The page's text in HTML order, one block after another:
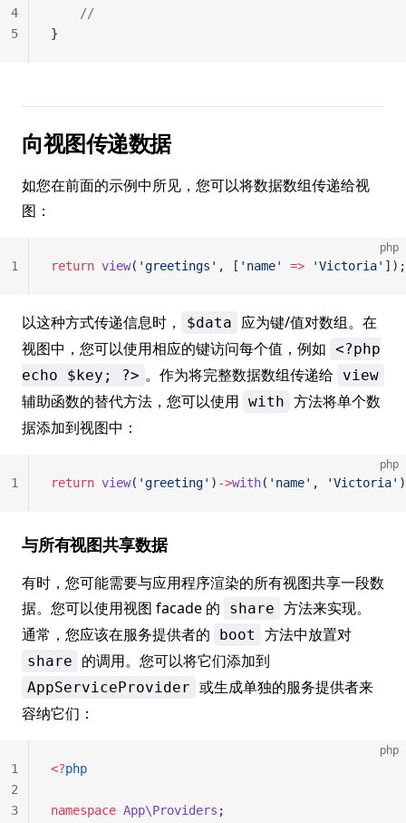
    //
}
4
5
向视图传递数据
如您在前面的示例中所见，您可以将数据数组传递给视
图：
php
return view( 'greetings' , [ 'name' => 'Victoria' ]);
1
以这种方式传递信息时， $data
应为键/值对数组。在
视图中，您可以使用相应的键访问每个值，例如 <?php
echo $key; ?> 。作为将完整数据数组传递给 view
辅助函数的替代方法，您可以使用 with 方法将单个数
据添加到视图中：
php
return view( 'greeting' ) ->with( 'name' , 'Victoria'
1
与所有视图共享数据
有时，您可能需要与应用程序渲染的所有视图共享一段数
据。您可以使用视图 facade 的
share 方法来实现。
通常，您应该在服务提供者的
boot 方法中放置对
share 的调用。您可以将它们添加到
AppServiceProvider 或生成单独的服务提供者来
容纳它们：
php
<?php
namespace App\Providers ;
1
2
3